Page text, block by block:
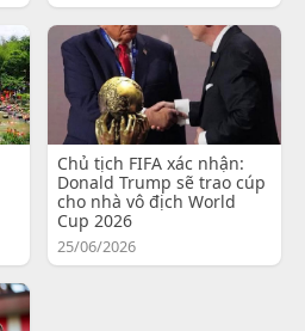
Chủ tịch FIFA xác nhận:
Donald Trump sẽ trao cúp
cho nhà vô địch World
Cup 2026
25/06/2026